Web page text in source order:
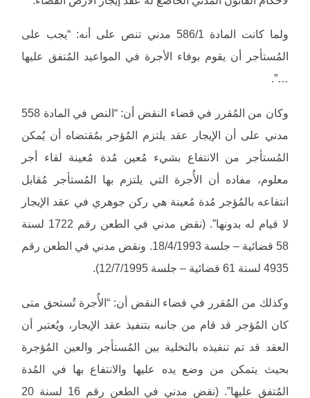
ولما كانت المادة 586/1 مدني تنص على أنه: “يجب على
المُستأجر أن يقوم بوفاء الأجرة في المواعيد المُتفق عليها
…”.
وكان من المُقرر في قضاء النقض أن: “النص في المادة 558
مدني على أن الإيجار عقد يلتزم المُؤجر بمُقتضاه أن يُمكن
المُستأجر من الانتفاع بشيء مُعين مُدة مُعينة لقاء أجر
معلوم، مفاده أن الأُجرة التي يلتزم بها المُستأجر مُقابل
انتفاعه بالمُؤجر مُدة مُعينة هي ركن جوهري في عقد الإيجار
لا قيام له بدونها”. (نقض مدني في الطعن رقم 1722 لسنة
58 قضائية – جلسة 18/4/1993. ونقض مدني في الطعن رقم
4935 لسنة 61 قضائية – جلسة 12/7/1995).
وكذلك من المُقرر في قضاء النقض أن: “الأُجرة تُستحق متى
كان المُؤجر قد قام من جانبه بتنفيذ عقد الإيجار، ويُعتبر أن
العقد قد تم تنفيذه بالتخلية بين المُستأجر والعين المُؤجرة
بحيث يتمكن من وضع يده عليها والانتفاع بها في المُدة
المُتفق عليها”. (نقض مدني في الطعن رقم 16 لسنة 20